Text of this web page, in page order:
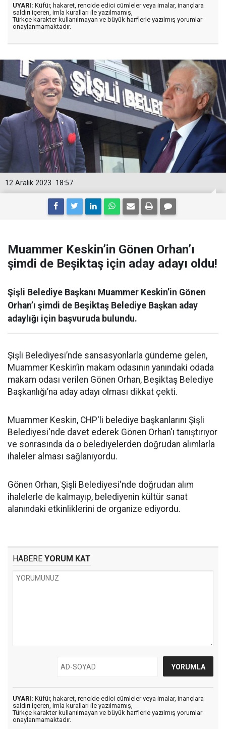
UYARI: Küfür, hakaret, rencide edici cümleler veya imalar, inançlara
saldırı içeren, imla kuralları ile yazılmamış,
Türkçe karakter kullanılmayan ve büyük harflerle yazılmış yorumlar
onaylanmamaktadır.
18:57
12 Aralık 2023
Muammer Keskin’in Gönen Orhan’ı
şimdi de Beşiktaş için aday adayı oldu!
Şişli Belediye Başkanı Muammer Keskin’in Gönen
Orhan’ı şimdi de Beşiktaş Belediye Başkan aday
adaylığı için başvuruda bulundu.
Şişli Belediyesi’nde sansasyonlarla gündeme gelen,
Muammer Keskin’in makam odasının yanındaki odada
makam odası verilen Gönen Orhan, Beşiktaş Belediye
Başkanlığı’na aday adayı olması dikkat çekti.
Muammer Keskin, CHP'li belediye başkanlarını Şişli
Belediyesi'nde davet ederek Gönen Orhan'ı tanıştırıyor
ve sonrasında da o belediyelerden doğrudan alımlarla
ihaleler alması sağlanıyordu.
Gönen Orhan, Şişli Belediyesi'nde doğrudan alım
ihalelerle de kalmayıp, belediyenin kültür sanat
alanındaki etkinliklerini de organize ediyordu.
HABERE YORUM KAT
UYARI: Küfür, hakaret, rencide edici cümleler veya imalar, inançlara
saldırı içeren, imla kuralları ile yazılmamış,
Türkçe karakter kullanılmayan ve büyük harflerle yazılmış yorumlar
onaylanmamaktadır.